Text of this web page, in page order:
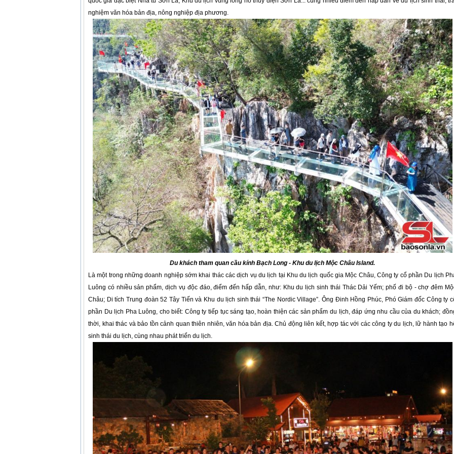
nghiệm văn hóa bản địa, nông nghiệp địa phương.
Du khách tham quan cầu kính Bạch Long - Khu du lịch Mộc Châu Island.
Là một trong những doanh nghiệp sớm khai thác các dịch vụ du lịch tại Khu du lịch quốc gia Mộc Châu, Công ty cổ phần Du lịch
Luông có nhiều sản phẩm, dịch vụ độc đáo, điểm đến hấp dẫn, như: Khu du lịch sinh thái Thác Dải Yếm; phố đi bộ - chợ đêm
Châu; Di tích Trung đoàn 52 Tây Tiến và Khu du lịch sinh thái “The Nordic Village”. Ông Đinh Hồng Phúc, Phó Giám đốc Công ty
phần Du lịch Pha Luông, cho biết: Công ty tiếp tục sáng tạo, hoàn thiện các sản phẩm du lịch, đáp ứng nhu cầu của du khách;
thời, khai thác và bảo tồn cảnh quan thiên nhiên, văn hóa bản địa. Chủ động liên kết, hợp tác với các công ty du lịch, lữ hành tạo
sinh thái du lịch, cùng nhau phát triển du lịch.